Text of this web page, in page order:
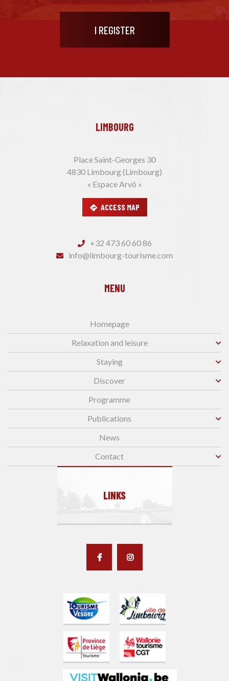
LIMBOURG
Place Saint-Georges 30
4830 Limbourg (Limbourg)
« Espace Arvô »
ACCESS MAP
+32 473 60 60 86
info@limbourg-tourisme.com
MENU
Homepage
Relaxation and leisure
Staying
Discover
Programme
Publications
News
Contact
LINKS